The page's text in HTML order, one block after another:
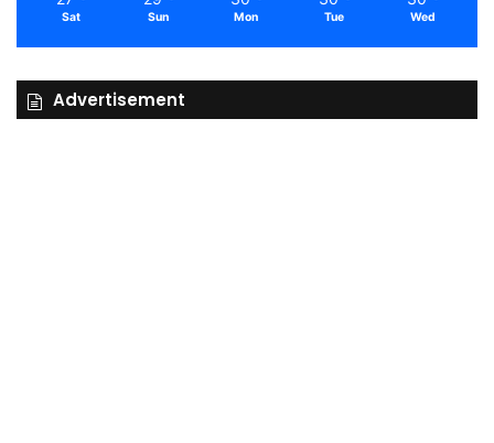
Sat Sun Mon Tue Wed
Advertisement